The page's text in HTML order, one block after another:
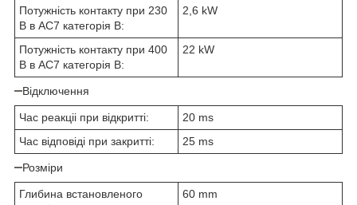
Потужність контакту при 230
В в AC7 категорія В:
2,6 kW
Потужність контакту при 400
В в AC7 категорія В:
22 kW
Відключення
Час реакціі при відкритті:
20 ms
Час відповіді при закритті:
25 ms
Розміри
Глибина встановленого
60 mm